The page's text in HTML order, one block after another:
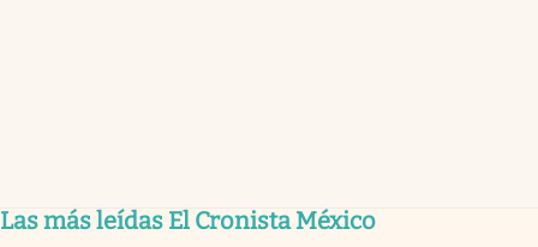
Las más leídas El Cronista México